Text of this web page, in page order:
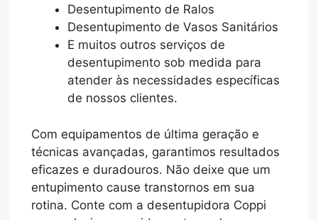
Desentupimento de Ralos
Desentupimento de Vasos Sanitários
E muitos outros serviços de
desentupimento sob medida para
atender às necessidades específicas
de nossos clientes.
Com equipamentos de última geração e
técnicas avançadas, garantimos resultados
eficazes e duradouros. Não deixe que um
entupimento cause transtornos em sua
rotina. Conte com a desentupidora Coppi